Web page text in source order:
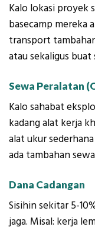
Kalo lokasi proyek
basecamp mereka
transport
atau sekaligus buat
Sewa Peralatan
Kalo sahabat
kadang alat kerja
alat ukur
ada tambahan
Dana Cadangan
Sisihin sekitar 5-
jaga. Misal: kerja